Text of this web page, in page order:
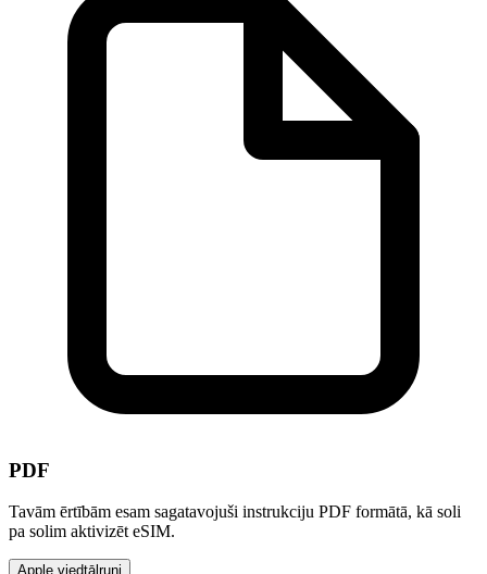
PDF
Tavām ērtībām esam sagatavojuši instrukciju PDF formātā, kā soli
pa solim aktivizēt eSIM.
Apple viedtālruņi